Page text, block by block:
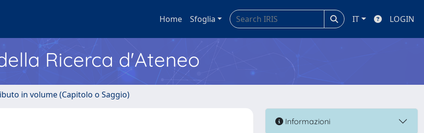
Home Sfoglia IT LOGIN
Ricerca d'Ateneo
in volume (Capitolo o Saggio)
Informazioni